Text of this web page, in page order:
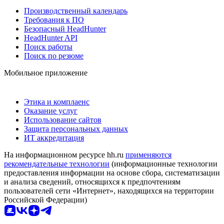
Производственный календарь
Требования к ПО
Безопасный HeadHunter
HeadHunter API
Поиск работы
Поиск по резюме
Мобильное приложение
Этика и комплаенс
Оказание услуг
Использование сайтов
Защита персональных данных
ИТ аккредитация
На информационном ресурсе hh.ru применяются
рекомендательные технологии (информационные технологии
предоставления информации на основе сбора, систематизации
и анализа сведений, относящихся к предпочтениям
пользователей сети «Интернет», находящихся на территории
Российской Федерации)